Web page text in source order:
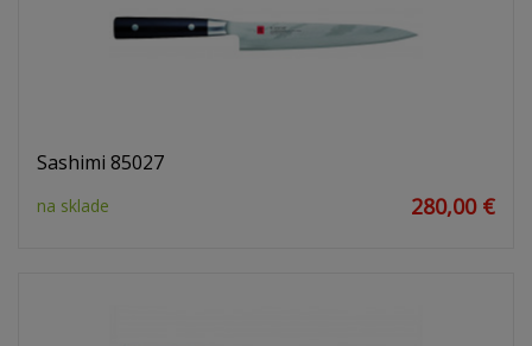
Sashimi 85027
na sklade 280,00 €